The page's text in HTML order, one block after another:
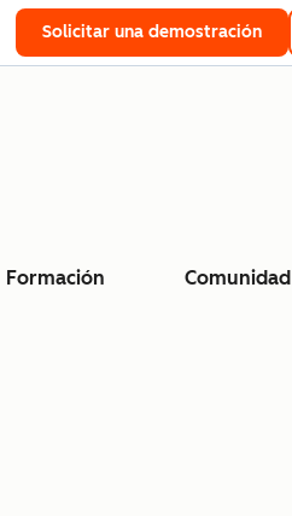
Solicitar una demostración
Formación Comunidad